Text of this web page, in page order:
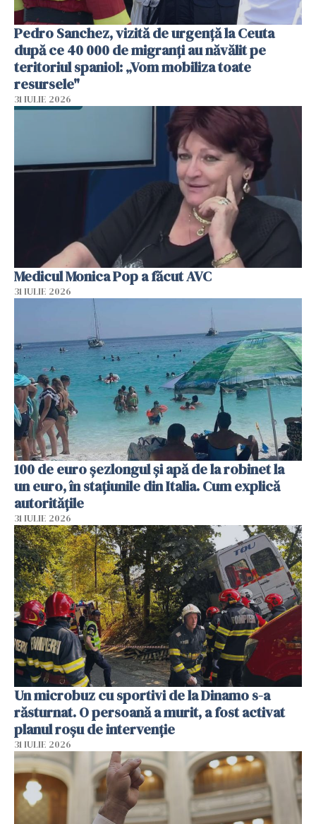
Pedro Sanchez, vizită de urgență la Ceuta
după ce 40 000 de migranți au năvălit pe
teritoriul spaniol: „Vom mobiliza toate
resursele"
31 IULIE 2026
Medicul Monica Pop a făcut AVC
31 IULIE 2026
100 de euro șezlongul și apă de la robinet la
un euro, în stațiunile din Italia. Cum explică
autoritățile
31 IULIE 2026
Un microbuz cu sportivi de la Dinamo s-a
răsturnat. O persoană a murit, a fost activat
planul roșu de intervenție
31 IULIE 2026